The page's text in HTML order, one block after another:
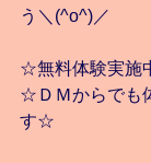
う＼(^o^)／
☆無料体験実施
☆ＤＭからでも
す☆